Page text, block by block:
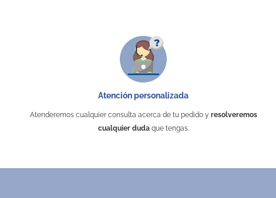
Atención personalizada
Atenderemos cualquier consulta acerca de tu pedido y resolveremos
cualquier dudaque tengas.